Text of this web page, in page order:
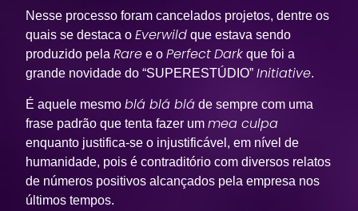
Nesse processo foram cancelados projetos, dentre os
quais se destaca oEverwild que estava sendo
produzido pelaRare e oPerfectDark que foi a
grande novidade do “SUPERESTÚDIO”Initiative.
É aquele mesmoblá blá blá de sempre com uma
frase padrão que tenta fazer ummea culpa
enquanto justifica-se o injustificável, em nível de
humanidade, pois é contraditório com diversos relatos
de números positivos alcançados pela empresa nos
últimos tempos.